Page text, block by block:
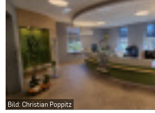
Bild: Christian Poppitz